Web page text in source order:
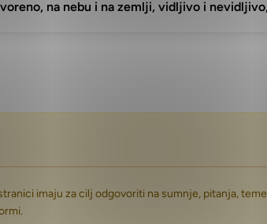
na nebu i na zemlji, vidljivo i
imaju za cilj odgovoriti na sumnje, pitanja,